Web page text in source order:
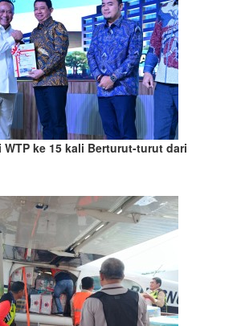
WTP ke 15 kali Berturut-turut dari